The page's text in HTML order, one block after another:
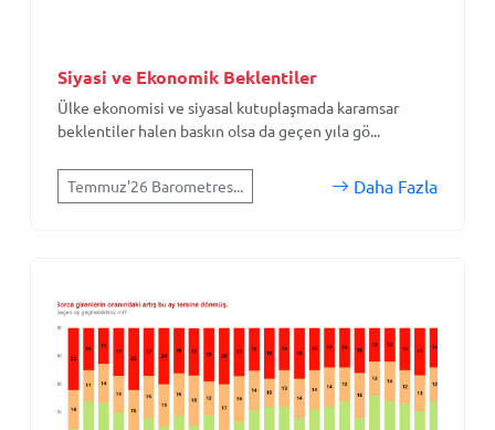
Siyasi ve Ekonomik Beklentiler
Ülke ekonomisi ve siyasal kutuplaşmada karamsar
beklentiler halen baskın olsa da geçen yıla gö...
Temmuz'26 Barometres... Daha Fazla